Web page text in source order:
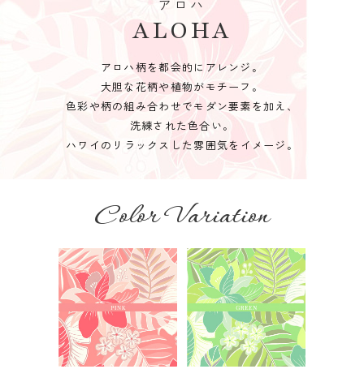
アロハ
ALOHA
アロハ柄を都会的にアレンジ。
大胆な花柄や植物がモチーフ。
色彩や柄の組み合わせでモダン要素を加え、
洗練された色合い。
ハワイのリラックスした雰囲気をイメージ。
Color Variation